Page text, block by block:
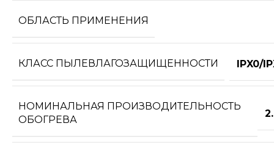
ОБЛАСТЬ ПРИМЕНЕНИЯ
КЛАСС ПЫЛЕВЛАГОЗАЩИЩЕННОСТИ IPX0/
НОМИНАЛЬНАЯ ПРОИЗВОДИТЕЛЬНОСТЬ
ОБОГРЕВА